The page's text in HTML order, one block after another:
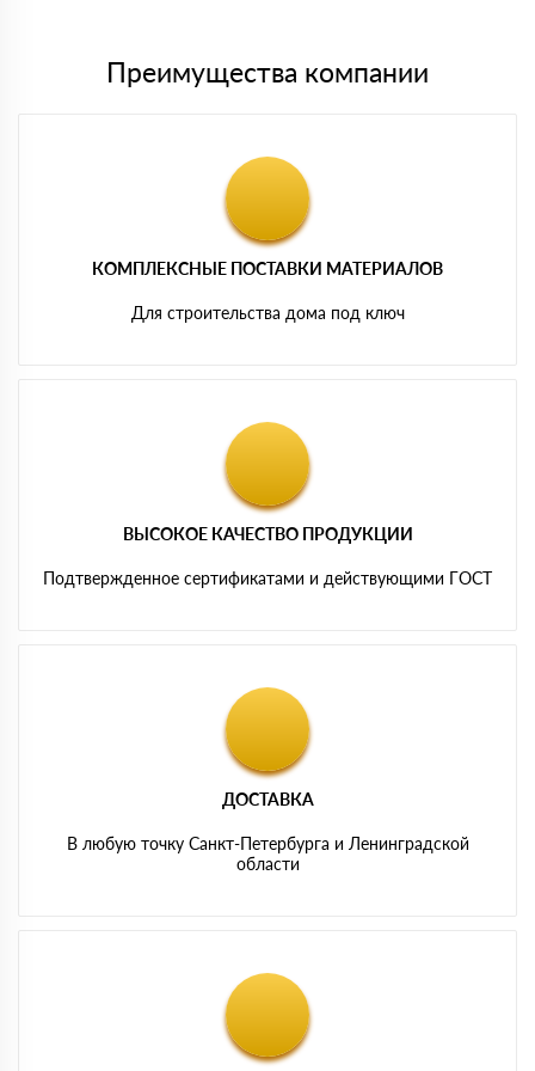
Преимущества компании
КОМПЛЕКСНЫЕ ПОСТАВКИ МАТЕРИАЛОВ
Для строительства дома под ключ
ВЫСОКОЕ КАЧЕСТВО ПРОДУКЦИИ
Подтвержденное сертификатами и действующими ГОСТ
ДОСТАВКА
В любую точку Санкт-Петербурга и Ленинградской
области